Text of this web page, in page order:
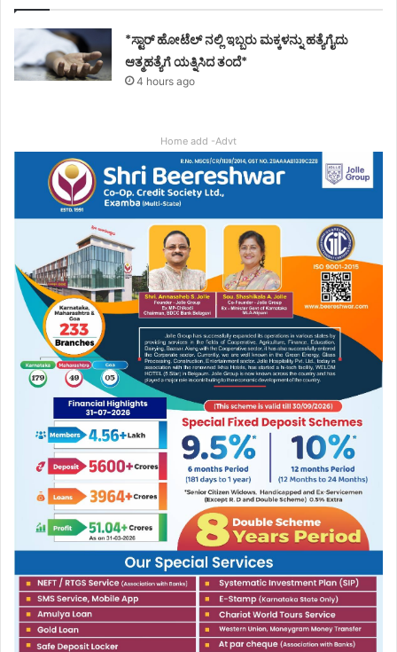
*ಸ್ಟಾರ್ ಹೋಟೆಲ್ ನಲ್ಲಿ ಇಬ್ಬರು ಮಕ್ಕಳನ್ನು ಹತ್ಯೆಗೈದು
ಆತ್ಮಹತ್ಯೆಗೆ ಯತ್ನಿಸಿದ ತಂದೆ*
4 hours ago
Home add -Advt